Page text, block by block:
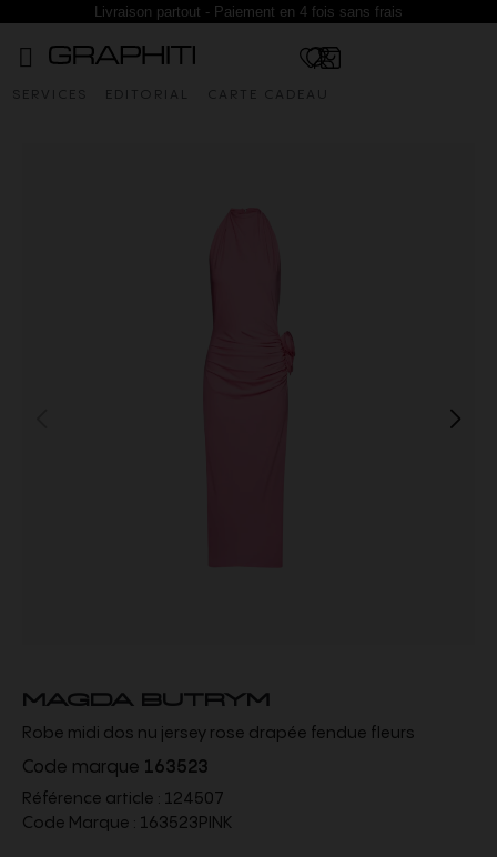
Livraison partout - Paiement en 4 fois sans frais
SERVICES EDITORIAL CARTE CADEAU
MAGDA BUTRYM
Robe midi dos nu jersey rose drapée fendue fleurs
Code marque 163523
Référence article : 124507
Code Marque : 163523PINK